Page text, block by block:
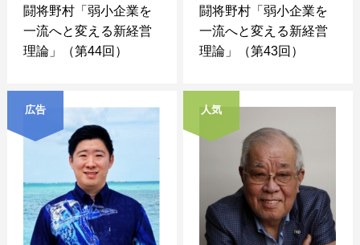
闘将野村「弱小企業を
一流へと変える新経営
理論」（第44回）
闘将野村「弱小企業を
一流へと変える新経営
理論」（第43回）
広告 人気